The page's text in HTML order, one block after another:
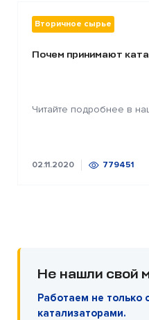
Вторичное сырье
Почем принимают
Читайте подробнее в
02.11.2020 779451
Не нашли свой
Работаем не только
катализаторами.